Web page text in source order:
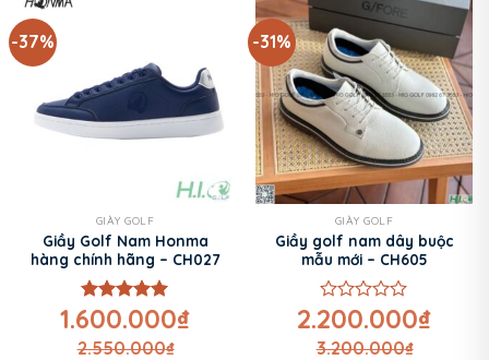
-37%
GIÀY GOLF
Giầy Golf Nam Honma
hàng chính hãng – CH027
Được xếp
hạng55
sao
1.600.000₫
2.550.000₫
-31%
GIÀY GOLF
Giầy golf nam dây buộc
mẫu mới – CH605
Được
xếp
hạng
2.200.000₫
3.200.000₫